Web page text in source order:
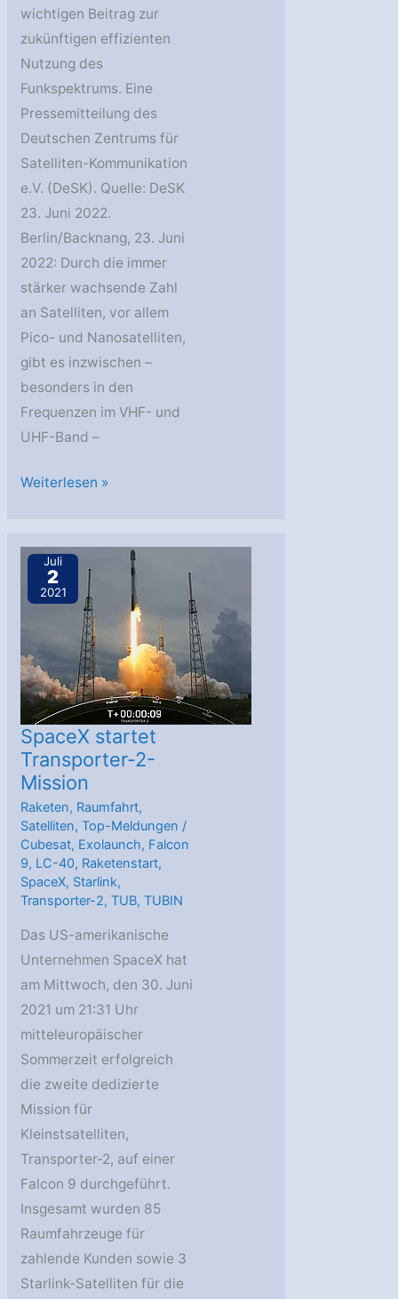
wichtigen Beitrag zur
zukünftigen effizienten
Nutzung des
Funkspektrums. Eine
Pressemitteilung des
Deutschen Zentrums für
Satelliten-Kommunikation
e.V. (DeSK). Quelle: DeSK
23. Juni 2022.
Berlin/Backnang, 23. Juni
2022: Durch die immer
stärker wachsende Zahl
an Satelliten, vor allem
Pico- und Nanosatelliten,
gibt es inzwischen –
besonders in den
Frequenzen im VHF- und
UHF-Band –
Innovative
auf
in
präsentiert
Weiterlesen »
Juli
2
2021
SpaceX startet
Transporter-2-
Mission
Raketen, Raumfahrt,
Satelliten,Top-Meldungen /
Cubesat, Exolaunch, Falcon
9, LC-40, Raketenstart,
SpaceX, Starlink,
Transporter-2,TUB,TUBIN
Das US-amerikanische
Unternehmen SpaceX hat
am Mittwoch, den 30. Juni
2021 um 21:31 Uhr
mitteleuropäischer
Sommerzeit erfolgreich
die zweite dedizierte
Mission für
Kleinstsatelliten,
Transporter-2, auf einer
Falcon 9 durchgeführt.
Insgesamt wurden 85
Raumfahrzeuge für
zahlende Kunden sowie 3
Starlink-Satelliten für die